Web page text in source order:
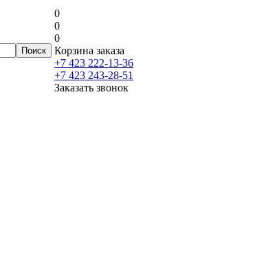
0
0
0
Корзина заказа
+7 423 222-13-36
+7 423 243-28-51
Заказать звонок